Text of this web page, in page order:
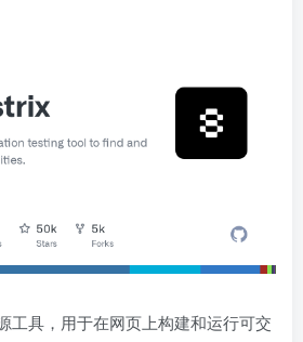
工具，用于在网页上构建和运行可交